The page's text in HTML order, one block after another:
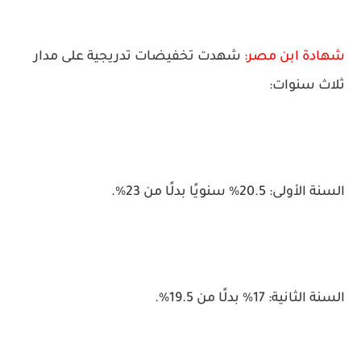
شهادة ابن مصر: شهدت تخفيضات تدريجية على مدار
ثلاث سنوات:
السنة الأولى: 20.5% سنويًا بدلًا من 23%.
السنة الثانية: 17% بدلًا من 19.5%.